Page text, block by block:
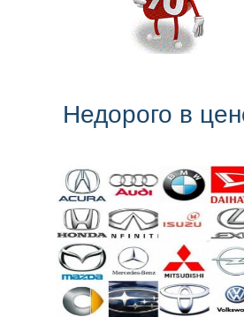
Недорого в